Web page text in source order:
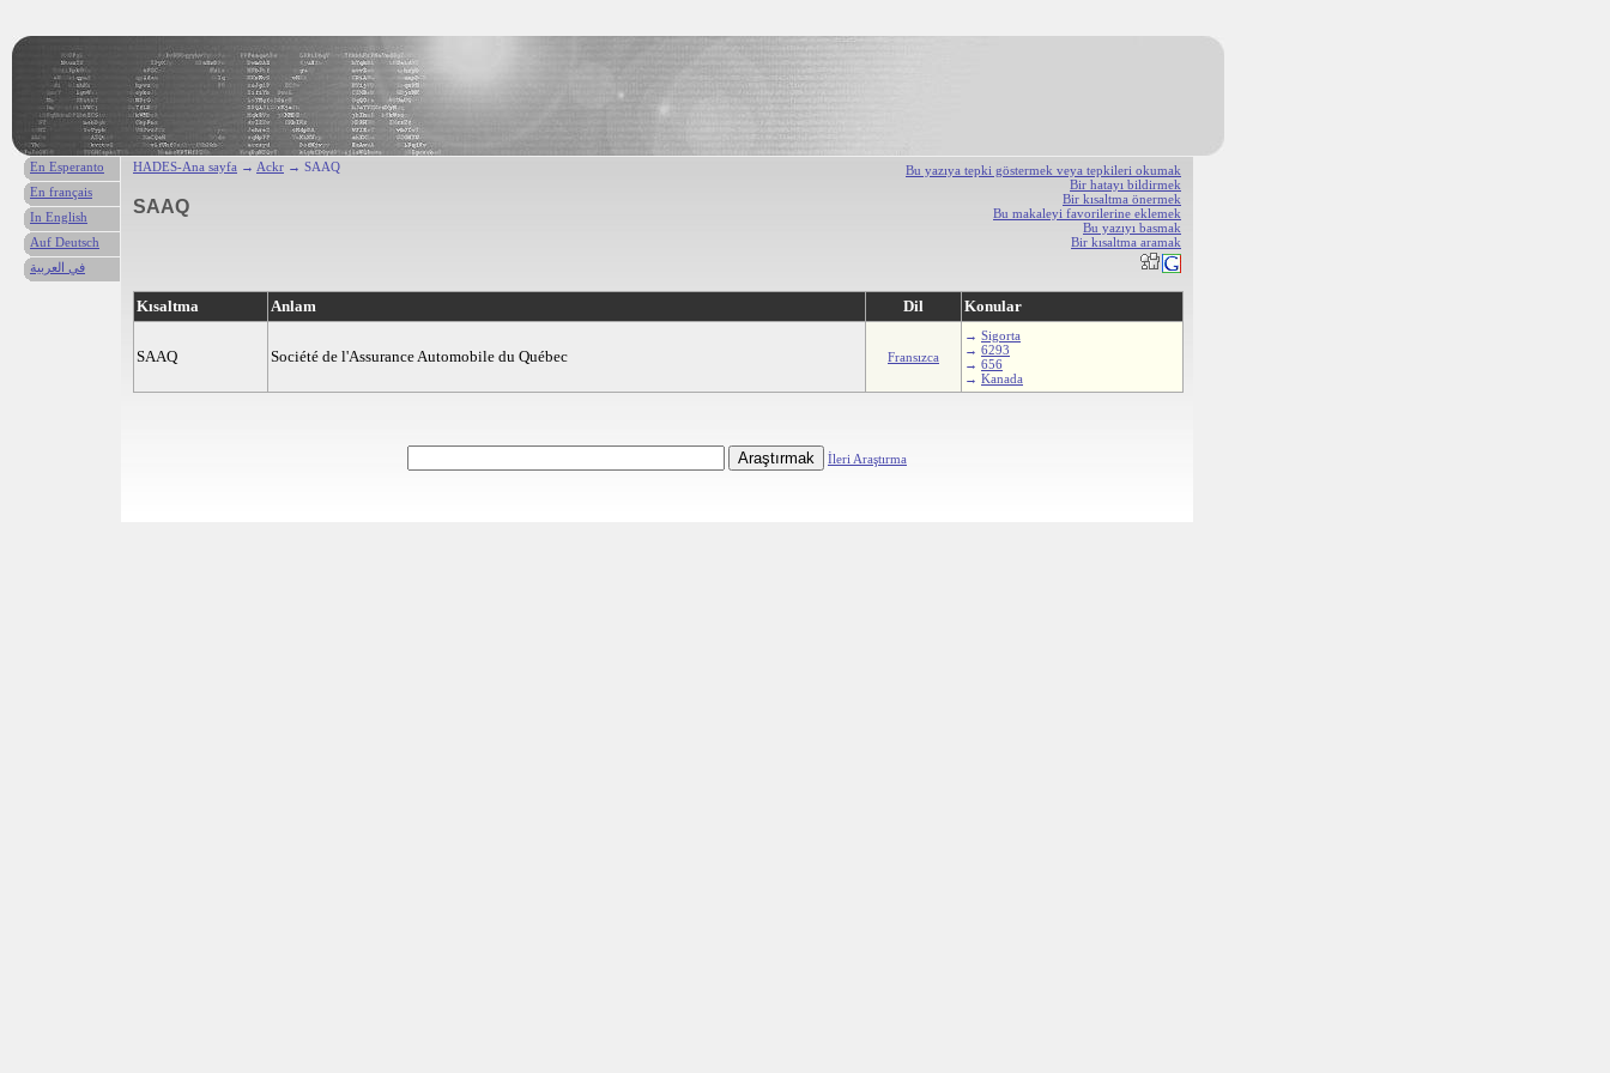
Bu yazıya tepki göstermek veya tepkileri okumak
Bir hatayı bildirmek
Bir kısaltma önermek
Bu makaleyi favorilerine eklemek
Bu yazıyı basmak
Bir kısaltma aramak
HADES-Ana sayfa → Ackr → SAAQ
SAAQ
Kısaltma Anlam Dil Konular
SAAQ Société de l'Assurance Automobile du Québec Fransızca
→ Sigorta
→ 6293
→ 656
→ Kanada
İleri Araştırma
En Esperanto
En français
In English
Auf Deutsch
في العربية